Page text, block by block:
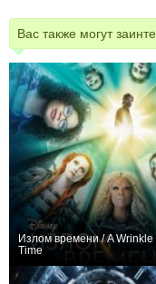
Вас также могут
Излом времени / A Wrinkle
Time